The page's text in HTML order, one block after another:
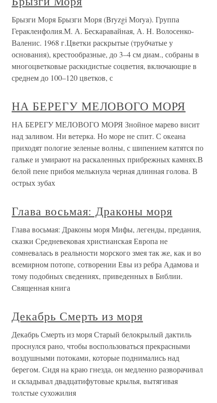
Брызги Моря Брызги Моря (Bryzgi Моrya). Группа
Гераклеифолия.М. А. Бескаравайная, А. Н. Волосенко-
Валенис. 1968 г.Цветки раскрытые (трубчатые у
основания), крестообразные, до 3–4 см диам., собраны в
многоцветковые раскидистые соцветия, включающие в
среднем до 100–120 цветков, с
НА БЕРЕГУ МЕЛОВОГО МОРЯ
НА БЕРЕГУ МЕЛОВОГО МОРЯ Знойное марево висит
над заливом. Ни ветерка. Но море не спит. С океана
приходят пологие зеленые волны, с шипением катятся по
гальке и умирают на раскаленных прибрежных камнях.В
белой пене прибоя мелькнула черная длинная голова. В
острых зубах
Глава восьмая: Драконы моря
Глава восьмая: Драконы моря Мифы, легенды, предания,
сказки Средневековая христианская Европа не
сомневалась в реальности морского змея так же, как и во
всемирном потопе, сотворении Евы из ребра Адамова и
тому подобных сведениях, приведенных в Библии.
Священная книга
Декабрь Смерть из моря
Декабрь Смерть из моря Старый белокрылый дактиль
проснулся рано, чтобы воспользоваться прекрасными
воздушными потоками, которые поднимались над
берегом. Сидя на краю гнезда, он медленно разворачивал
и складывал двадцатифутовые крылья, вытягивая
толстые сухожилия